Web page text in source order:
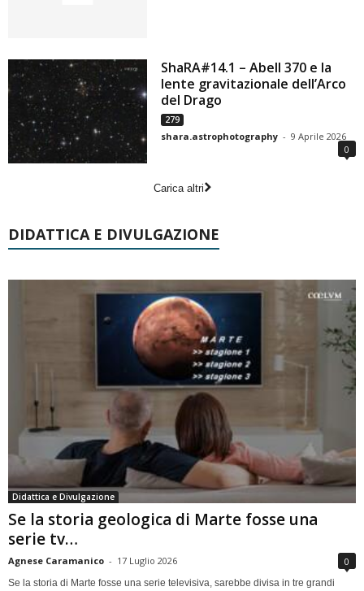
ShaRA#14.1 – Abell 370 e la
lente gravitazionale dell’Arco
del Drago
279
shara.astrophotography - 9 Aprile 2026
0
Carica altri
DIDATTICA E DIVULGAZIONE
Didattica e Divulgazione
Se la storia geologica di Marte fosse una
serie tv…
Agnese Caramanico - 17 Luglio 2026 0
Se la storia di Marte fosse una serie televisiva, sarebbe divisa in tre grandi